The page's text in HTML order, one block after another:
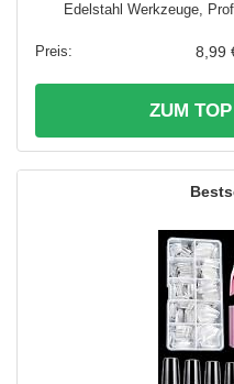
Edelstahl Werkzeuge,
8,99
ZUM